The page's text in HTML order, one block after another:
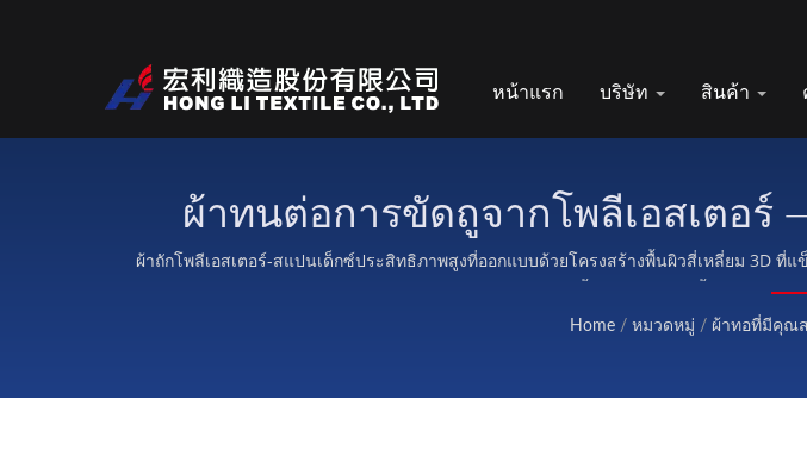
หน้าแรก บริษัท สินค้า
ผ้าทนต่อการขัดถูจากโพลีเอสเตอ
ต้อ
ผ้าถักโพลีเอสเตอร์-สแปนเด็กซ์ประสิทธิภาพสูงที่ออกแบบด้วยโครงสร้างพื้นผิวสี่เหลี่ยม 3D
สบายในการดูดซับความชื้นสำหรับชุดดำน้ำ อุปกรณ์กลา
Home / หมวดหมู่ / ผ้าทอที่มีคุณ